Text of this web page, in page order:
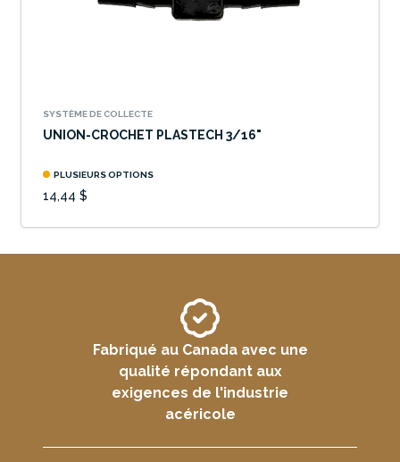
SYSTÈME DE COLLECTE
UNION-CROCHET PLASTECH 3/16"
PLUSIEURS OPTIONS
14,44 $
Fabriqué au Canada avec une
qualité répondant aux
exigences de l'industrie
acéricole